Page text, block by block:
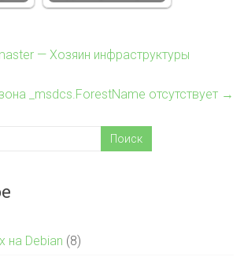
— Хозяин инфраструктуры
_msdcs.ForestName отсутствует →
на Debian (8)